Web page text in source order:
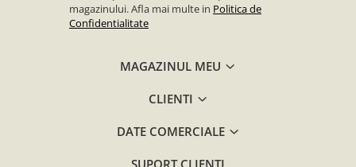
magazinului. Afla mai multe in Politica de
Confidentialitate
MAGAZINUL MEU
CLIENTI
DATE COMERCIALE